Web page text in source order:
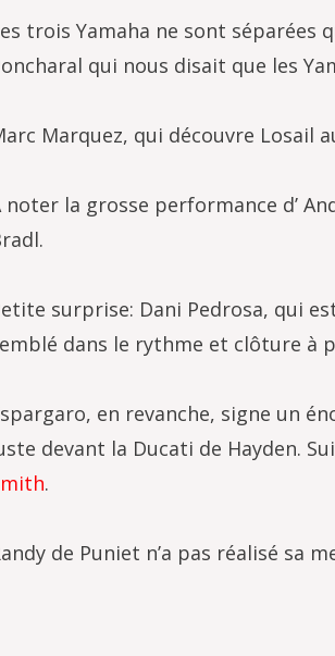
trois Yamaha ne sont séparées
qui nous disait que les
Marquez, qui découvre Losail
noter la grosse performance d’
surprise: Dani Pedrosa, qui
dans le rythme et clôture à
en revanche, signe un
devant la Ducati de Hayden.
.
de Puniet n’a pas réalisé sa